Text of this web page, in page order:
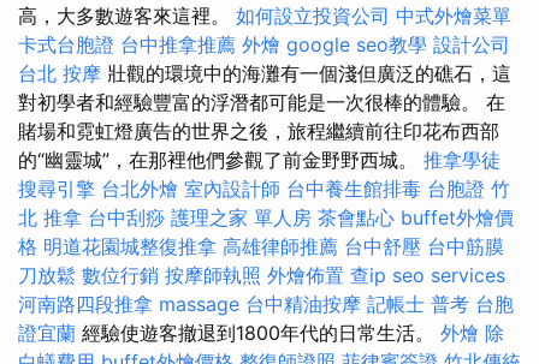
高，大多數遊客來這裡。 如何設立投資公司 中式外燴菜單
卡式台胞證 台中推拿推薦 外燴 google seo教學 設計公司
台北 按摩 壯觀的環境中的海灘有一個淺但廣泛的礁石，這
對初學者和經驗豐富的浮潛都可能是一次很棒的體驗。 在
賭場和霓虹燈廣告的世界之後，旅程繼續前往印花布西部
的“幽靈城”，在那裡他們參觀了前金野野西城。 推拿學徒
搜尋引擎 台北外燴 室內設計師 台中養生館排毒 台胞證 竹
北 推拿 台中刮痧 護理之家 單人房 茶會點心 buffet外燴價
格 明道花園城整復推拿 高雄律師推薦 台中舒壓 台中筋膜
刀放鬆 數位行銷 按摩師執照 外燴佈置 查ip seo services
河南路四段推拿 massage 台中精油按摩 記帳士 普考 台胞
證宜蘭 經驗使遊客撤退到1800年代的日常生活。 外燴 除